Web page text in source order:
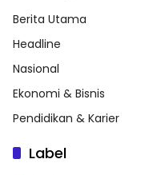
Berita Utama
Headline
Nasional
Ekonomi & Bisnis
Pendidikan & Karier
Label